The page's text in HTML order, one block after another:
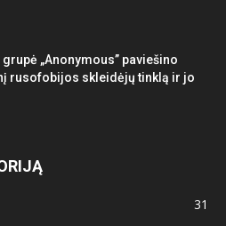
„Anonymous” paviešino
rusofobijos skleidėjų tinklą ir jo
31